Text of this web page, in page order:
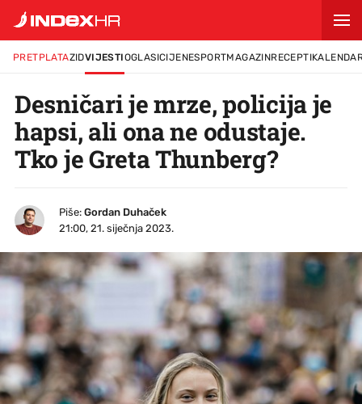
PRETPLATAZIDVIJESTIOGLASICIJENESPORTMAGAZINRECEPTI
Desničari je mrze, policija je
hapsi, ali ona ne odustaje.
Tko je Greta Thunberg?
Piše: Gordan Duhaček
21:00, 21. siječnja 2023.